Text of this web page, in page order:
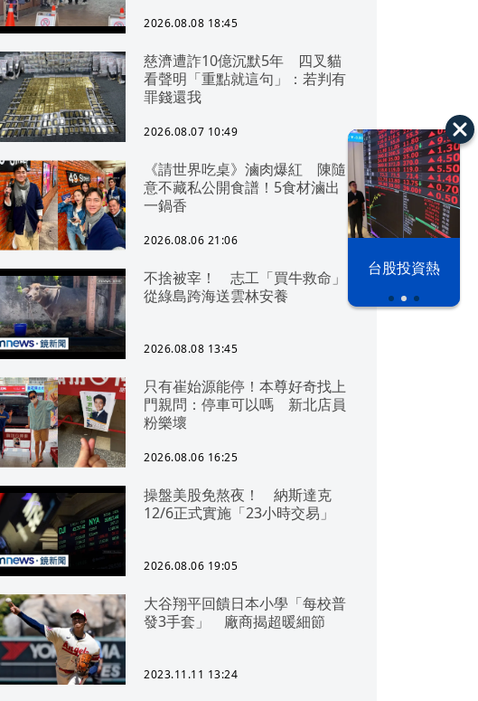
漢光42演習 台股投資熱
2026.08.08 18:45
慈濟遭詐10億沉默5年 四叉貓
看聲明「重點就這句」：若判有
罪錢還我
2026.08.07 10:49
《請世界吃桌》滷肉爆紅 陳隨
意不藏私公開食譜！5食材滷出
一鍋香
2026.08.06 21:06
不捨被宰！ 志工「買牛救命」
從綠島跨海送雲林安養
2026.08.08 13:45
只有崔始源能停！本尊好奇找上
門親問：停車可以嗎 新北店員
粉樂壞
2026.08.06 16:25
操盤美股免熬夜！ 納斯達克
12/6正式實施「23小時交易」
2026.08.06 19:05
大谷翔平回饋日本小學「每校普
發3手套」 廠商揭超暖細節
2023.11.11 13:24